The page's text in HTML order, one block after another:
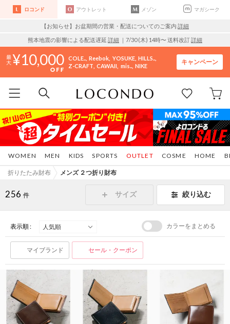
ロコンド アウトレット メゾン マガシーク
【お知らせ】お盆期間の営業・配送についてのご案内 詳細
熊本地震の影響による配送遅延 詳細 ｜7/30 (木) 14時〜 送料改訂詳細
10,000 COLE.. Reebok YOSUKE HILLS..
Z-CRAFT CAWAII mis.. NIKE
キャンペーン
WOMEN MEN KIDS SPORTS COSME HOME
OUTLET
折りたたみ財布 メンズ ２つ折り財布
256 件 サイズ 絞り込む
表示順 : カラーをまとめる
マイブランド セール・クーポン